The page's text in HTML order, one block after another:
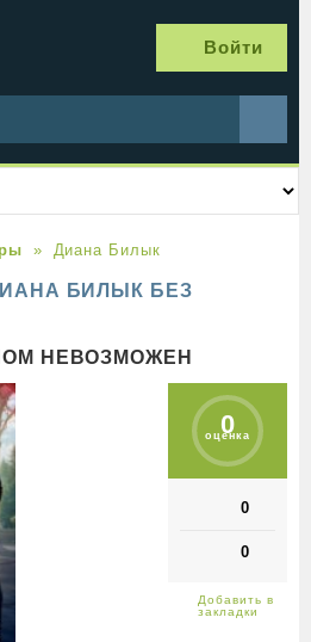
Войти
Диана Билык
БИЛЫК БЕЗ
НЕВОЗМОЖЕН
0
оценка
0
0